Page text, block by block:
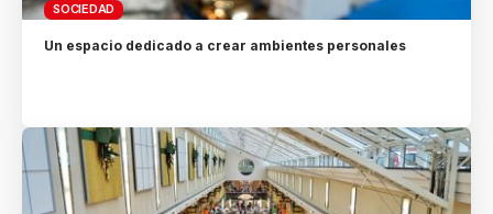
SOCIEDAD
Un espacio dedicado a crear ambientes personales